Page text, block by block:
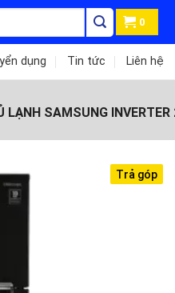
0
dụng Tin tức Liên hệ
LẠNH SAMSUNG
Trả góp